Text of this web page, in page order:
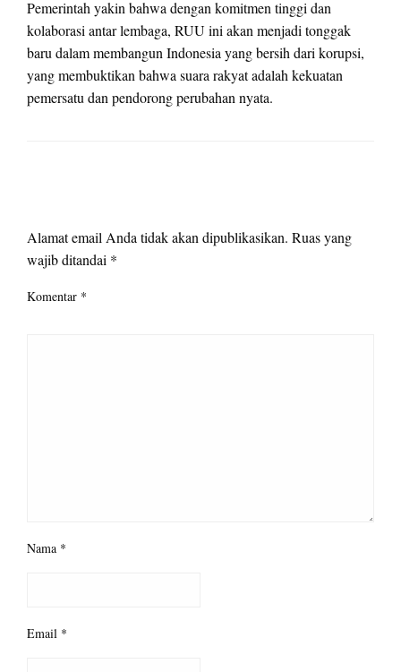
Pemerintah yakin bahwa dengan komitmen tinggi dan
kolaborasi antar lembaga, RUU ini akan menjadi tonggak
baru dalam membangun Indonesia yang bersih dari korupsi,
yang membuktikan bahwa suara rakyat adalah kekuatan
pemersatu dan pendorong perubahan nyata.
Alamat email Anda tidak akan dipublikasikan. Ruas yang
wajib ditandai *
Komentar *
Nama *
Email *